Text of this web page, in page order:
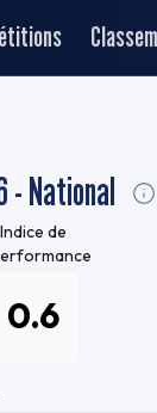
- National
Indice de
0.6